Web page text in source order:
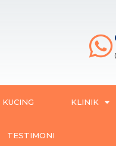
KLINIK
TESTIMONI